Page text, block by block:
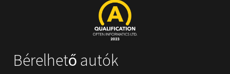
Bérelhető autók